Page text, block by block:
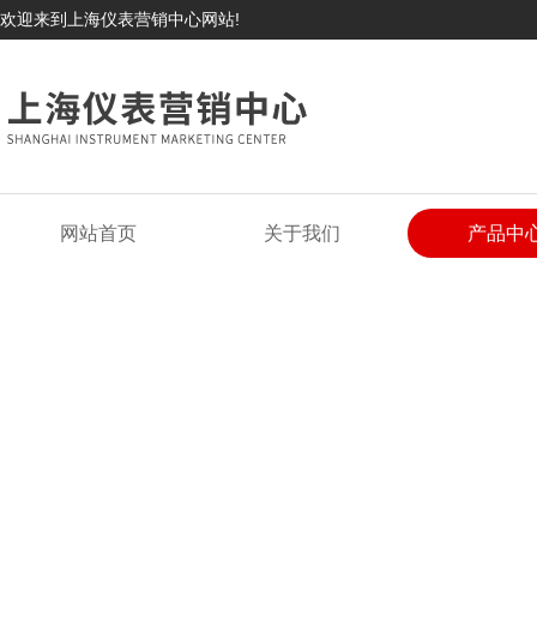
欢迎来到上海仪表营销中心网站!
网站首页 关于我们 产品中